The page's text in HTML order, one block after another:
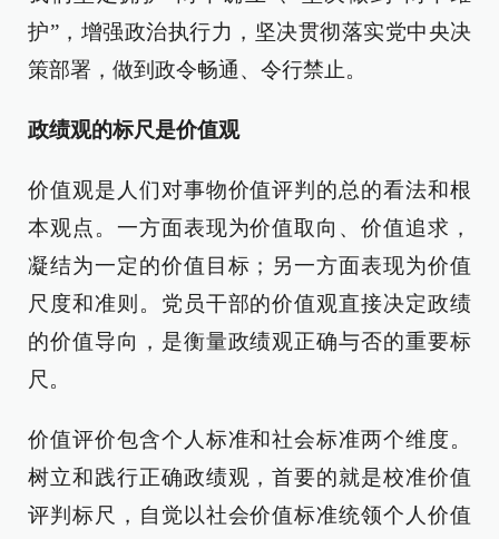
护”，增强政治执行力，坚决贯彻落实党中央决
策部署，做到政令畅通、令行禁止。
政绩观的标尺是价值观
价值观是人们对事物价值评判的总的看法和根
本观点。一方面表现为价值取向、价值追求，
凝结为一定的价值目标；另一方面表现为价值
尺度和准则。党员干部的价值观直接决定政绩
的价值导向，是衡量政绩观正确与否的重要标
尺。
价值评价包含个人标准和社会标准两个维度。
树立和践行正确政绩观，首要的就是校准价值
评判标尺，自觉以社会价值标准统领个人价值